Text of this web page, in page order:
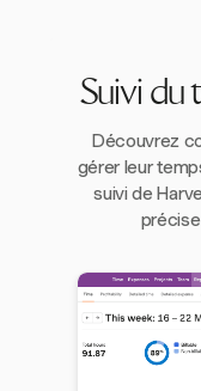
Suivi du
Découvrez
gérer leur
suivi de